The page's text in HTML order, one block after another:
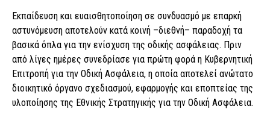
Εκπαίδευση και ευαισθητοποίηση σε συνδυασμό με επαρκή
αστυνόμευση αποτελούν κατά κοινή –διεθνή– παραδοχή τα
βασικά όπλα για την ενίσχυση της οδικής ασφάλειας. Πριν
από λίγες ημέρες συνεδρίασε για πρώτη φορά η Κυβερνητική
Επιτροπή για την Οδική Ασφάλεια, η οποία αποτελεί ανώτατο
διοικητικό όργανο σχεδιασμού, εφαρμογής και εποπτείας της
υλοποίησης της Εθνικής Στρατηγικής για την Οδική Ασφάλεια.